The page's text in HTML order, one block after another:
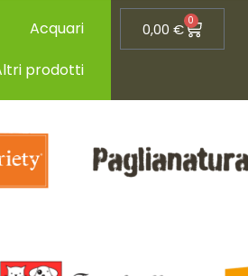
Acquari
prodotti
0,00 € 0